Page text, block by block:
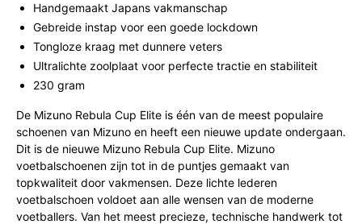
Handgemaakt Japans vakmanschap
Gebreide instap voor een goede lockdown
Tongloze kraag met dunnere veters
Ultralichte zoolplaat voor perfecte tractie en stabiliteit
230 gram
De Mizuno Rebula Cup Elite is één van de meest populaire
schoenen van Mizuno en heeft een nieuwe update ondergaan.
Dit is de nieuwe Mizuno Rebula Cup Elite. Mizuno
voetbalschoenen zijn tot in de puntjes gemaakt van
topkwaliteit door vakmensen. Deze lichte lederen
voetbalschoen voldoet aan alle wensen van de moderne
voetballers. Van het meest precieze, technische handwerk tot